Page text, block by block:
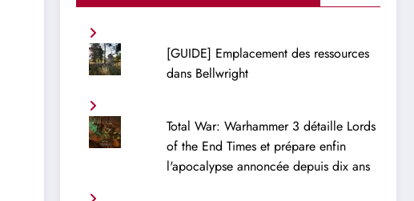
[GUIDE] Emplacement des ressources
dans Bellwright
Total War: Warhammer 3 détaille Lords
of the End Times et prépare enfin
l'apocalypse annoncée depuis dix ans